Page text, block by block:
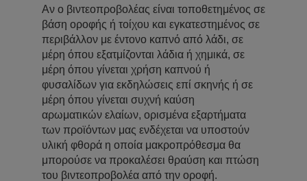
Αν ο βιντεοπροβολέας είναι τοποθετημένος σε
βάση οροφής ή τοίχου και εγκατεστημένος σε
περιβάλλον με έντονο καπνό από λάδι, σε
μέρη όπου εξατμίζονται λάδια ή χημικά, σε
μέρη όπου γίνεται χρήση καπνού ή
φυσαλίδων για εκδηλώσεις επί σκηνής ή σε
μέρη όπου γίνεται συχνή καύση
αρωματικών ελαίων, ορισμένα εξαρτήματα
των προϊόντων μας ενδέχεται να υποστούν
υλική φθορά η οποία μακροπρόθεσμα θα
μπορούσε να προκαλέσει θραύση και πτώση
του βιντεοπροβολέα από την οροφή.